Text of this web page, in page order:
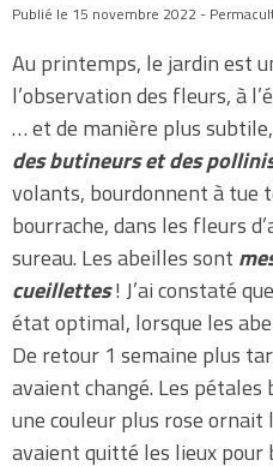
Publié le 15 novembre 2022 -
Au printemps, le jardin est
l’observation des fleurs, à
… et de manière plus
des butineurs et des
volants, bourdonnent à tue
bourrache, dans les fleurs
sureau. Les abeilles sont
cueillettes! J’ai constaté
état optimal, lorsque les
De retour 1 semaine plus
avaient changé. Les
une couleur plus rose ornait
avaient quitté les lieux